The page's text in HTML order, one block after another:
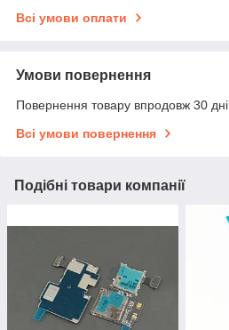
Всі умови оплати
Умови повернення
Повернення товару впродовж 30
Всі умови повернення
Подібні товари компанії